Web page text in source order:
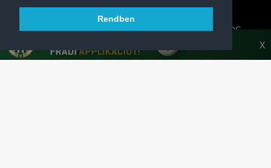
Rendben
A FERENCVÁROSI TORNA CLUB HIVATALOS
X